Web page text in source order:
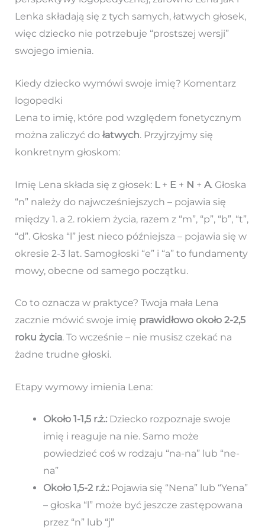
Lenka składają się z tych samych, łatwych głosek,
więc dziecko nie potrzebuje “prostszej wersji”
swojego imienia.
Kiedy dziecko wymówi swoje imię? Komentarz
logopedki
Lena to imię, które pod względem fonetycznym
można zaliczyć do łatwych. Przyjrzyjmy się
konkretnym głoskom:
Imię Lena składa się z głosek: L+ E+ N + A. Głoska
“n” należy do najwcześniejszych – pojawia się
między 1. a 2. rokiem życia, razem z “m”, “p”, “b”, “t”,
“d”. Głoska “l” jest nieco późniejsza – pojawia się w
okresie 2-3 lat. Samogłoski “e” i “a” to fundamenty
mowy, obecne od samego początku.
Co to oznacza w praktyce? Twoja mała Lena
zacznie mówić swoje imię prawidłowo około 2-2,5
roku życia. To wcześnie – nie musisz czekać na
żadne trudne głoski.
Etapy wymowy imienia Lena:
Około 1-1,5 r.ż.:Dziecko rozpoznaje swoje
imię i reaguje na nie. Samo może
powiedzieć coś w rodzaju “na-na” lub “ne-
na”
Około 1,5-2 r.ż.:Pojawia się “Nena” lub “Yena”
– głoska “l” może być jeszcze zastępowana
przez “n” lub “j”